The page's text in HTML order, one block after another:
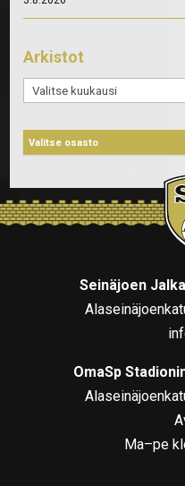
Arkistot
Arkistot
Seinäjoen
OmaSp
Ma–pe